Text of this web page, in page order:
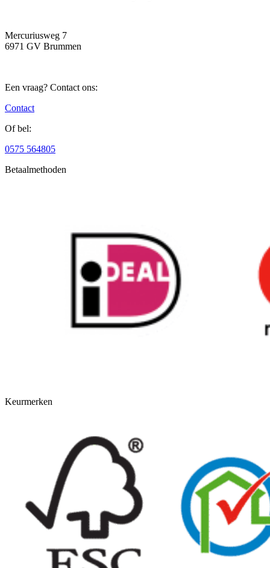
Mercuriusweg 7
6971 GV Brummen
Een vraag? Contact ons:
Contact
Of bel:
0575 564805
Betaalmethoden
Keurmerken